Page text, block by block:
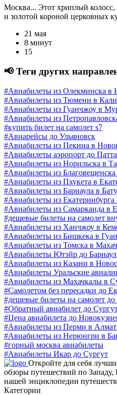
Москва... Этот хриплый
и золотой короной церковных
21 мая
8 минут
15
📢 Теги других
#Авиабилеты из Олекминска в
#Авиабилеты из Тюмени в
#Авиабилеты из Гуанчжоу в
#Авиабилеты из
#купить билет на самолет s7
#Авиарейсы до Ульяновск
#Авиабилеты из Пекина в
#Авиабилеты аэропорт до
#Авиабилеты из Норильска в
#Авиабилеты из
#Авиабилеты из Пхукета в
#Авиабилеты из Барнаула в
#Авиабилеты из Екатеринбурга
#Авиабилеты из Самарканда в
#дешевые билеты на самолет
#Авиабилеты из Ханчжоу в
#Авиабилеты из Бишкека в
#Авиабилеты из Томска в
#Авиабилеты Ютэйр до Барнаул
#Авиабилеты из Казани в
#Авиабилеты Уральские
#Авиабилеты из Махачкалы в
#Самолетом без пересадки до
#дешевые билеты на самолет до
#Обратный авиабилет до
#Цена авиабилета до
#Авиабилеты из Перми в
#Авиабилеты из Нерюнгри в
#горный москва авиабилеты
#Авиабилеты Икар до Сургут
Откройте для себя
обзоры путешествий по
нашей энциклопедии
Категории